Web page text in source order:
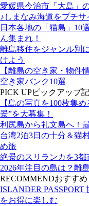
愛媛県今治市「大島」
♪しまなみ海道をプチサ
日本各地の「猫島」10
ん集まれ！
離島移住をジャンル別
けよう
【離島の空き家・物件
空き家バンク10選
PICK UPピックアップ
【島の写真を100枚集
景”を大募集！
利尻島から礼文島へ！
台湾2泊3日の十分＆猫
め旅
絶景のスリランカを3
2026年注目の島は？離
RECOMMENDおすすめ
ISLANDER
をお得に楽しむ